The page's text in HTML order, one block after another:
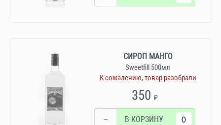
СИРОП МАНГО
Sweetfill 500мл
К сожалению, товар разобрали
350₽
− В КОРЗИНУ